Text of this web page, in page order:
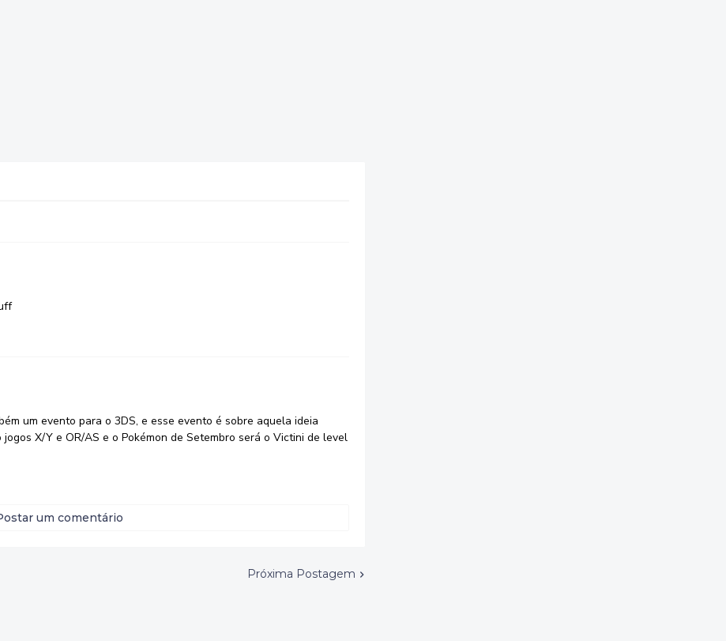
um evento para o 3DS, e esse evento é sobre aquela ideia
X/Y e OR/AS e o Pokémon de Setembro será o Victini de level
um comentário
Próxima Postagem